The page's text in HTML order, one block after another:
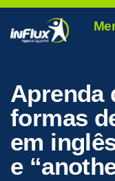
Aprenda
formas
em
e